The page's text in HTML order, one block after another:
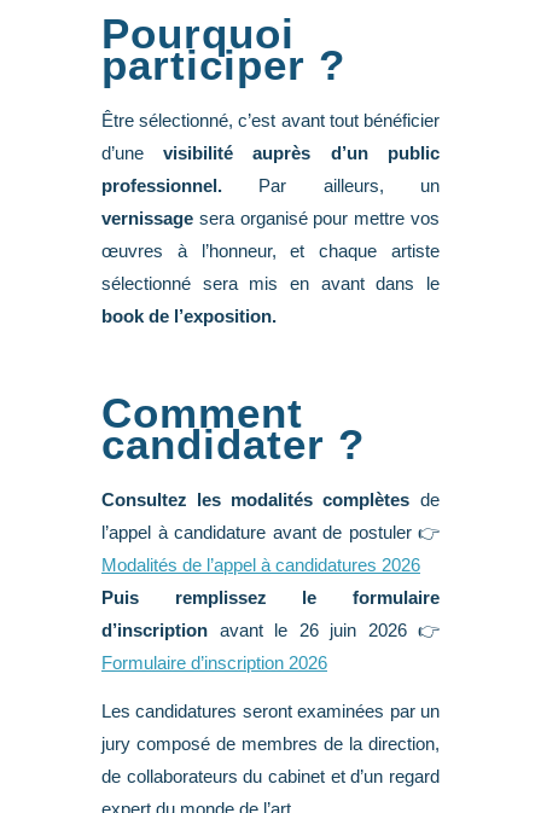
Pourquoi
participer ?
Être sélectionné, c’est avant tout bénéficier
d’une visibilité auprès d’un public
professionnel. Par ailleurs, un
vernissage sera organisé pour mettre vos
œuvres à l’honneur, et chaque artiste
sélectionné sera mis en avant dans le
book de l’exposition.
Comment
candidater ?
Consultez les modalités complètes de
l’appel à candidature avant de postuler 👉
Modalités de l’appel à candidatures 2026
Puis remplissez le formulaire
d’inscription avant le 26 juin 2026 👉
Formulaire d’inscription 2026
Les candidatures seront examinées par un
jury composé de membres de la direction,
de collaborateurs du cabinet et d’un regard